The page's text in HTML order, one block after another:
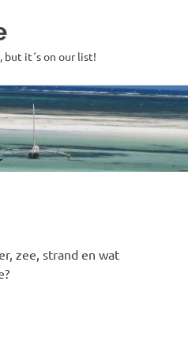
but it´s on our list!
zee, strand en wat